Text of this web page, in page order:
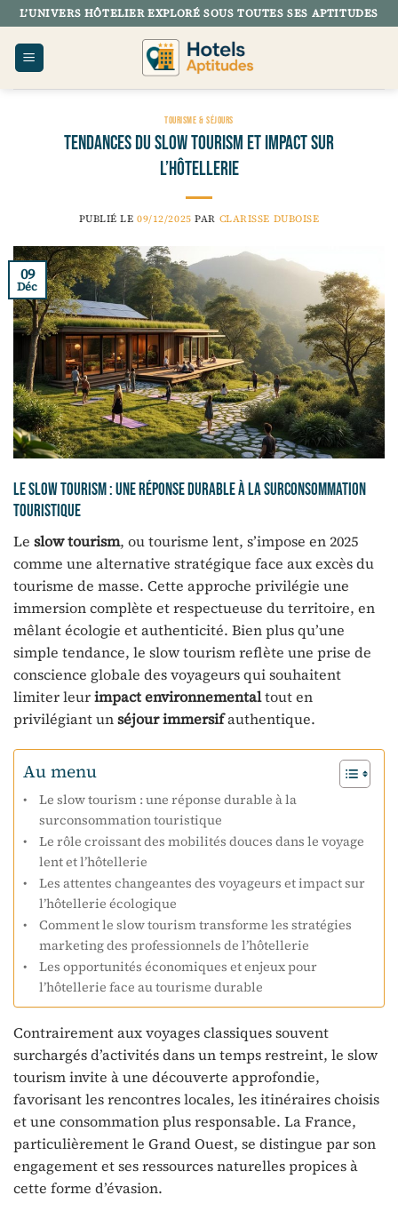
Passer
au
contenu
L’UNIVERS HÔTELIER EXPLORÉ SOUS TOUTES SES APTITUDES
TOURISME & SÉJOURS
Tendances du slow tourism et impact sur
l’hôtellerie
PUBLIÉ LE09/12/2025 PAR CLARISSE DUBOISE
09
Déc
Le slow tourism : une réponse durable à la surconsommation
touristique
Le slow tourism, ou tourisme lent, s’impose en 2025
comme une alternative stratégique face aux excès du
tourisme de masse. Cette approche privilégie une
immersion complète et respectueuse du territoire, en
mêlant écologie et authenticité. Bien plus qu’une
simple tendance, le slow tourism reflète une prise de
conscience globale des voyageurs qui souhaitent
limiter leurimpact environnementaltout en
privilégiant unséjour immersifauthentique.
Au menu
Le slow tourism : une réponse durable à la
surconsommation touristique
Le rôle croissant des mobilités douces dans le voyage
lent et l’hôtellerie
Les attentes changeantes des voyageurs et impact sur
l’hôtellerie écologique
Comment le slow tourism transforme les stratégies
marketing des professionnels de l’hôtellerie
Les opportunités économiques et enjeux pour
l’hôtellerie face au tourisme durable
Contrairement aux voyages classiques souvent
surchargés d’activités dans un temps restreint, le slow
tourism invite à une découverte approfondie,
favorisant les rencontres locales, les itinéraires choisis
et une consommation plus responsable. La France,
particulièrement le Grand Ouest, se distingue par son
engagement et ses ressources naturelles propices à
cette forme d’évasion.